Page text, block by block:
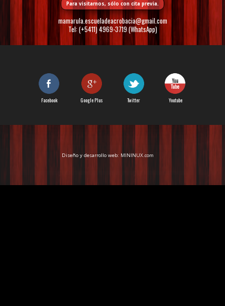
Para visitarnos, sólo con cita previa.
mamarula.escueladeacrobacia@gmail.com
Tel: (+5411) 4969-3719 (WhatsApp)
Facebook Google Plus Twitter Youtube
Diseño y desarrollo web: MININUX.com